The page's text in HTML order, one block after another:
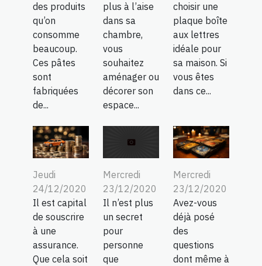
des produits
qu’on
consomme
beaucoup.
Ces pâtes
sont
fabriquées
de...
plus à l’aise
dans sa
chambre,
vous
souhaitez
aménager ou
décorer son
espace...
choisir une
plaque boîte
aux lettres
idéale pour
sa maison. Si
vous êtes
dans ce...
Jeudi
24/12/2020
Il est capital
de souscrire
à une
assurance.
Que cela soit
Mercredi
23/12/2020
Il n’est plus
un secret
pour
personne
que
Mercredi
23/12/2020
Avez-vous
déjà posé
des
questions
dont même à